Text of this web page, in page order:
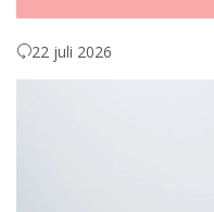
22 juli 2026